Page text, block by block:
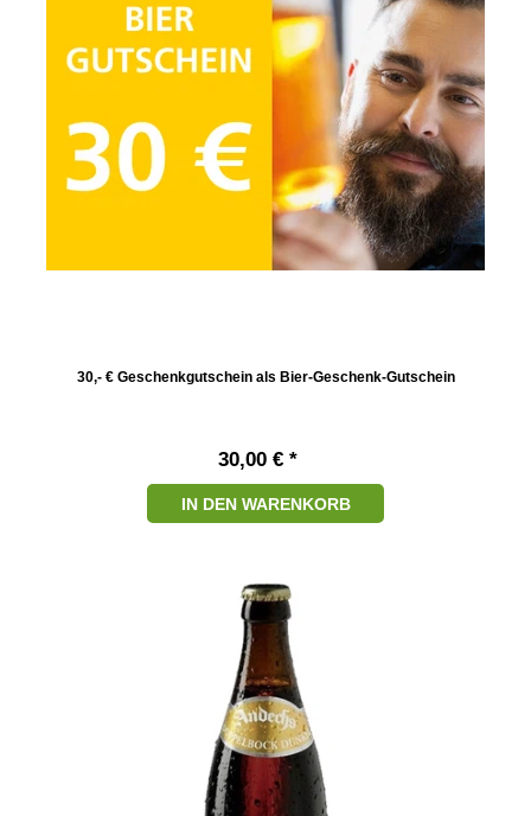
30,- € Geschenkgutschein als Bier-Geschenk-Gutschein
30,00 € *
IN DEN WARENKORB